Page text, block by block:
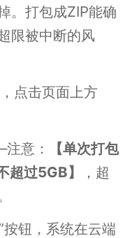
。打包成ZIP能确
限被中断的风
点击页面上方
意：
【单次打包
过5GB】
，超
钮，系统在云端